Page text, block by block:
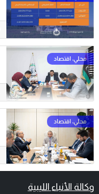
وكالة الأنباء الليبية